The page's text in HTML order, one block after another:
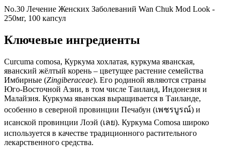
No.30 Лечение Женских Заболеваний Wan Chuk Mod Look -
250мг, 100 капсул
Ключевые ингредиенты
Curcuma comosa, Куркума хохлатая, куркума яванская,
яванский жёлтый корень – цветущее растение семейства
Имбирные (Zingiberaceae). Его родиной являются страны
Юго-Восточной Азии, в том числе Таиланд, Индонезия и
Малайзия. Куркума яванская выращивается в Таиланде,
особенно в северной провинции Печабун (เพชรบูรณ์) и
исанской провинции Лоэй (เลย). Куркума Comosa широко
используется в качестве традиционного растительного
лекарственного средства.